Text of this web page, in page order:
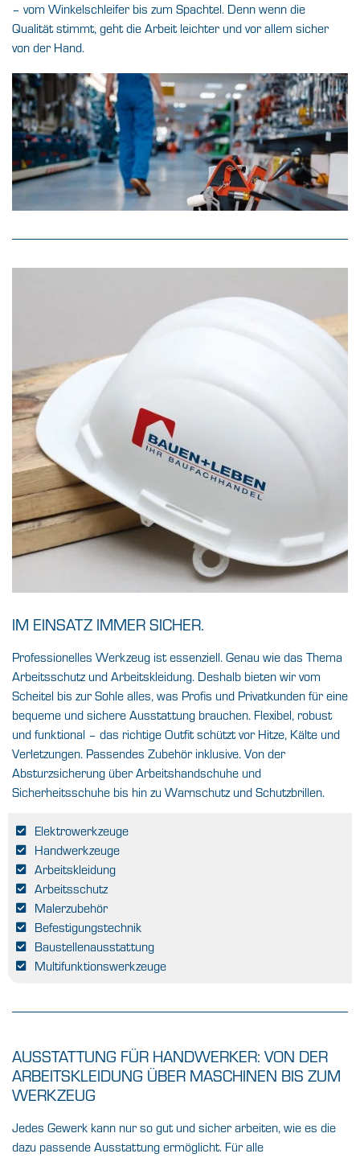
– vom Winkelschleifer bis zum Spachtel. Denn wenn die
Qualität stimmt, geht die Arbeit leichter und vor allem sicher
von der Hand.
IM EINSATZ IMMER SICHER.
Professionelles Werkzeug ist essenziell. Genau wie das Thema
Arbeitsschutz und Arbeitskleidung. Deshalb bieten wir vom
Scheitel bis zur Sohle alles, was Profis und Privatkunden für eine
bequeme und sichere Ausstattung brauchen. Flexibel, robust
und funktional – das richtige Outfit schützt vor Hitze, Kälte und
Verletzungen. Passendes Zubehör inklusive. Von der
Absturzsicherung über Arbeitshandschuhe und
Sicherheitsschuhe bis hin zu Warnschutz und Schutzbrillen.
Elektrowerkzeuge
Handwerkzeuge
Arbeitskleidung
Arbeitsschutz
Malerzubehör
Befestigungstechnik
Baustellenausstattung
Multifunktionswerkzeuge
AUSSTATTUNG FÜR HANDWERKER: VON DER
ARBEITSKLEIDUNG ÜBER MASCHINEN BIS ZUM
WERKZEUG
Jedes Gewerk kann nur so gut und sicher arbeiten, wie es die
dazu passende Ausstattung ermöglicht. Für alle